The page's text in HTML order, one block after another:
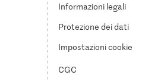
Informazioni legali
Protezione dei dati
Impostazioni cookie
CGC